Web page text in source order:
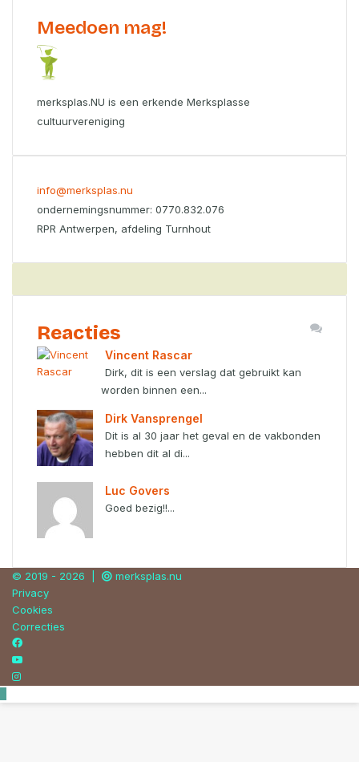
Meedoen mag!
merksplas.NU is een erkende Merksplasse
cultuurvereniging
info@merksplas.nu
ondernemingsnummer: 0770.832.076
RPR Antwerpen, afdeling Turnhout
Reacties
Vincent Rascar
Dirk, dit is een verslag dat gebruikt kan
worden binnen een...
Dirk Vansprengel
Dit is al 30 jaar het geval en de vakbonden
hebben dit al di...
Luc Govers
Goed bezig!!...
© 2019 - 2026 |
merksplas.nu
Privacy
Cookies
Correcties